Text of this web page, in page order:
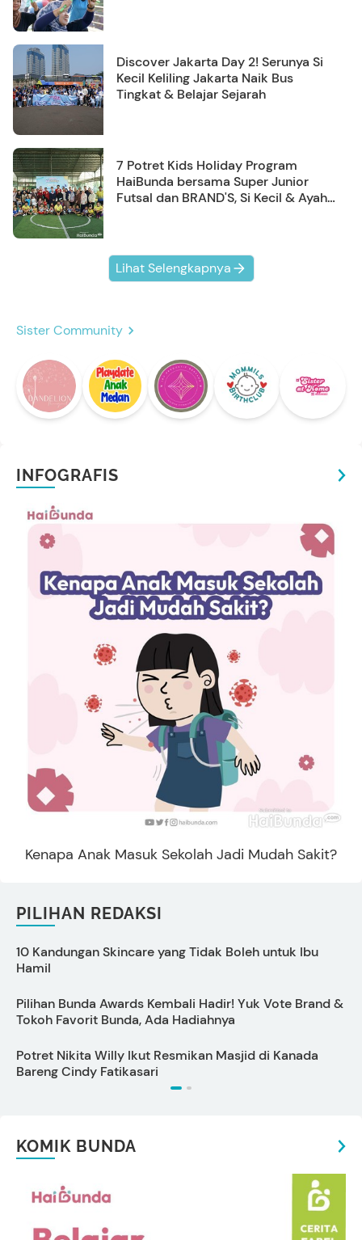
Discover Jakarta Day 2! Serunya Si
Kecil Keliling Jakarta Naik Bus
Tingkat & Belajar Sejarah
7 Potret Kids Holiday Program
HaiBunda bersama Super Junior
Futsal dan BRAND'S, Si Kecil & Ayah
Lihat Selengkapnya
Sister Community
INFOGRAFIS
Kenapa Anak Masuk Sekolah Jadi Mudah Sakit?
PILIHAN REDAKSI
10 Kandungan Skincare yang Tidak Boleh untuk Ibu
Hamil
Pilihan Bunda Awards Kembali Hadir! Yuk Vote Brand &
Tokoh Favorit Bunda, Ada Hadiahnya
Potret Nikita Willy Ikut Resmikan Masjid di Kanada
Bareng Cindy Fatikasari
KOMIK BUNDA